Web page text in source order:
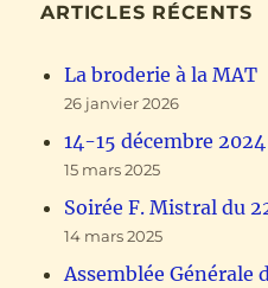
ARTICLES RÉCENTS
La broderie à la MAT
26 janvier 2026
14-15 décembre
15 mars 2025
Soirée F. Mistral du
14 mars 2025
Assemblée Générale